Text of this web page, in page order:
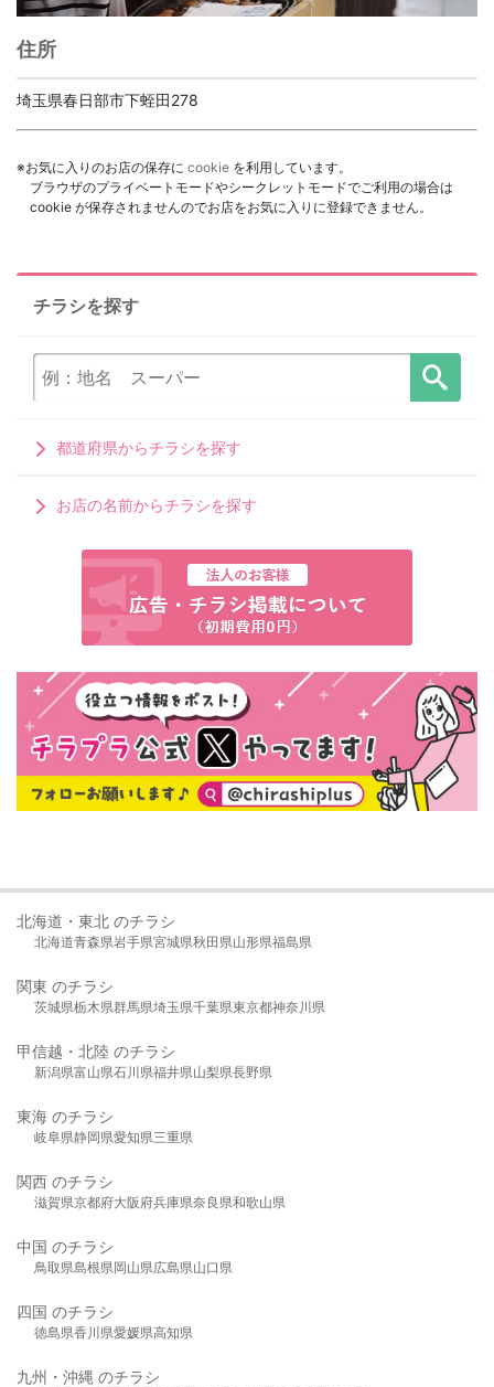
住所
埼玉県春日部市下蛭田278
※お気に入りのお店の保存に cookie を利用しています。
ブラウザのプライベートモードやシークレットモードでご利用の場合は
cookie が保存されませんのでお店をお気に入りに登録できません。
チラシを探す
都道府県からチラシを探す
お店の名前からチラシを探す
北海道・東北 のチラシ
北海道青森県岩手県宮城県秋田県山形県福島県
関東 のチラシ
茨城県栃木県群馬県埼玉県千葉県東京都神奈川県
甲信越・北陸 のチラシ
新潟県富山県石川県福井県山梨県長野県
東海 のチラシ
岐阜県静岡県愛知県三重県
関西 のチラシ
滋賀県京都府大阪府兵庫県奈良県和歌山県
中国 のチラシ
鳥取県島根県岡山県広島県山口県
四国 のチラシ
徳島県香川県愛媛県高知県
九州・沖縄 のチラシ